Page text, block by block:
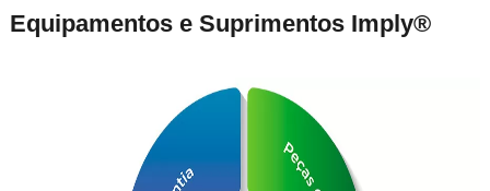
Equipamentos e Suprimentos Imply®